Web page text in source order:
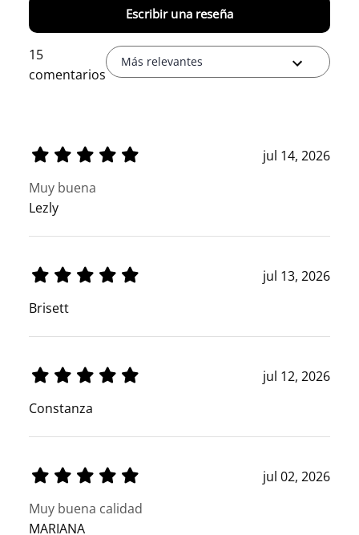
Escribir una reseña
15
comentarios
Más relevantes
jul 14, 2026
Muy buena
Lezly
jul 13, 2026
Brisett
jul 12, 2026
Constanza
jul 02, 2026
Muy buena calidad
MARIANA